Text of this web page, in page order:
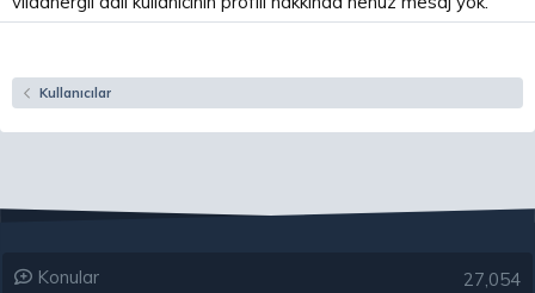
Kullanıcılar
Konular 27,054